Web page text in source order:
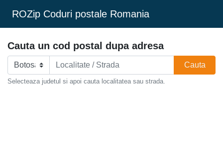
ROZip Coduri postale Romania
Cauta un cod postal dupa adresa
Cauta
Selecteaza judetul si apoi cauta localitatea sau strada.